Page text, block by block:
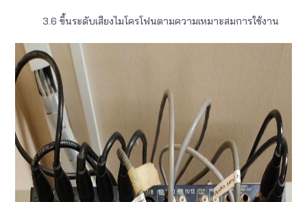
3.6 ขึ้นระดับเสียงไมโครโฟนตามความเหมาะสมการใช้งาน